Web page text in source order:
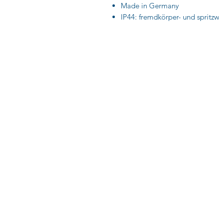
Made in Germany
IP44: fremdkörper- und